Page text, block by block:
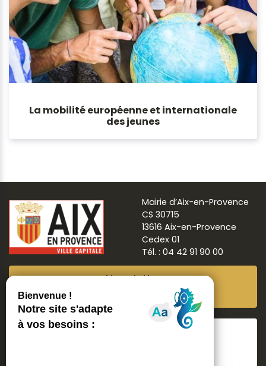
La mobilité européenne et internationale
des jeunes
Mairie d’Aix-en-Provence
CS 30715
13616 Aix-en-Provence
Cedex 01
Tél. : 04 42 91 90 00
Newsletter